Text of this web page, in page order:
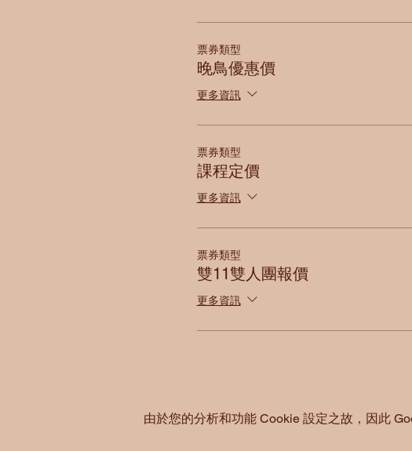
票券類型
晚鳥優惠價
更多資訊
票券類型
課程定價
更多資訊
票券類型
雙11雙人團報價
更多資訊
由於您的分析和功能 Cookie 設定之故，因此